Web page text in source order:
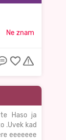
Ne znam
Haso ja
.Uvek kad
eeeeeee